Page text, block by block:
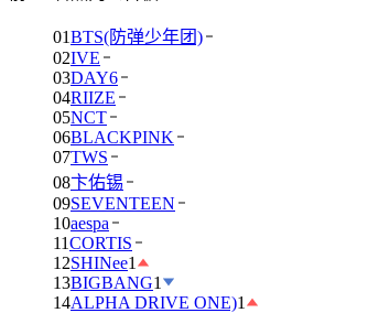
01BTS(防弹少年团)
02IVE
03DAY6
04RIIZE
05NCT
06BLACKPINK
07TWS
08卞佑锡
09SEVENTEEN
10aespa
11CORTIS
12SHINee1
13BIGBANG1
14ALPHA DRIVE ONE)1